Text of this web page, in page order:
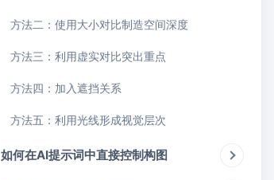
方法二：使用大小对比制造空间深度
方法三：利用虚实对比突出重点
方法四：加入遮挡关系
方法五：利用光线形成视觉层次
如何在AI提示词中直接控制构图